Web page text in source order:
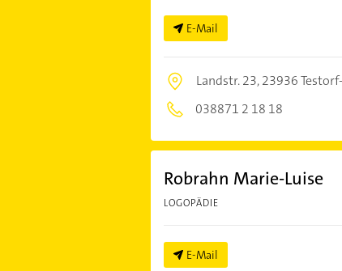
E-Mail
Landstr. 23,23936
038871 2 18 18
Robrahn Marie-Luise
LOGOPÄDIE
E-Mail